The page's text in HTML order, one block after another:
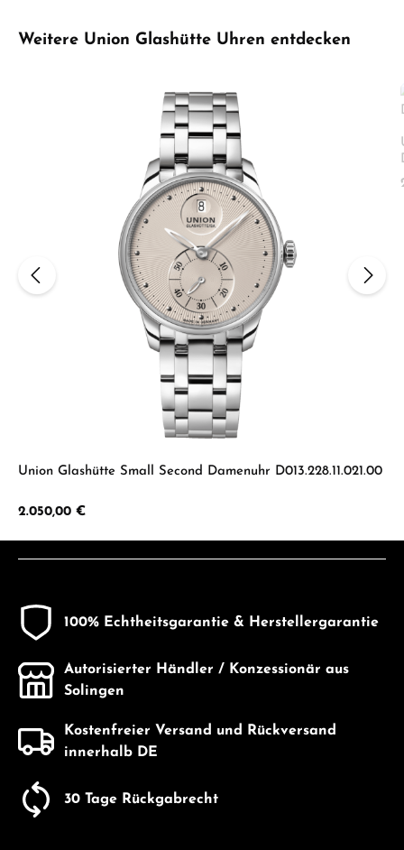
Produktgalerie überspringen
Weitere Union Glashütte Uhren entdecken
Union Glashütte Small Second Damenuhr D013.228.11.021.00
Regulärer Preis:
2.050,00 €
100% Echtheitsgarantie & Herstellergarantie
Autorisierter Händler / Konzessionär aus
Solingen
Kostenfreier Versand und Rückversand
innerhalb DE
30 Tage Rückgabrecht